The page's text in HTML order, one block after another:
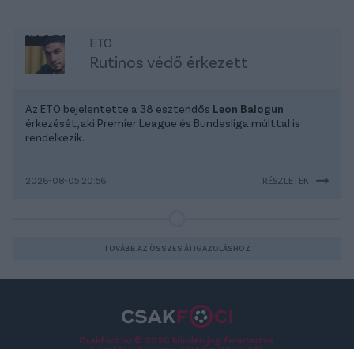
ETO
Rutinos védő érkezett
Az ETO bejelentette a 38 esztendős Leon Balogun
érkezését, aki Premier League és Bundesliga múlttal is
rendelkezik.
2026-08-05 20:56 RÉSZLETEK
TOVÁBB AZ ÖSSZES ÁTIGAZOLÁSHOZ
Csakfoci.hu © 2026 Minden jog fenntartva.